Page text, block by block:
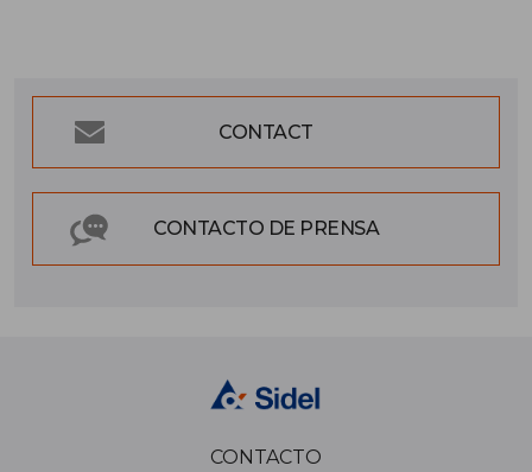
CONTACT
CONTACTO DE PRENSA
CONTACTO